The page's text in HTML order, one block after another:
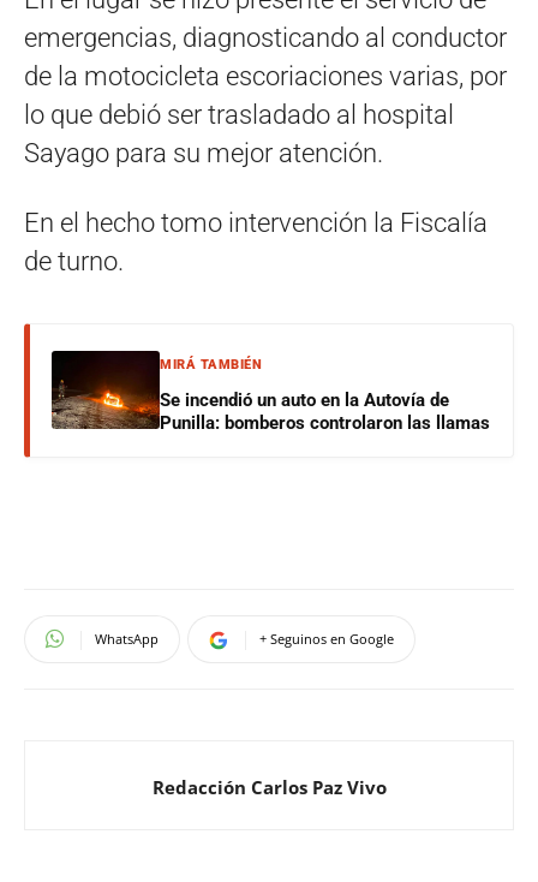
emergencias, diagnosticando al conductor
de la motocicleta escoriaciones varias, por
lo que debió ser trasladado al hospital
Sayago para su mejor atención.
En el hecho tomo intervención la Fiscalía
de turno.
MIRÁ TAMBIÉN
Se incendió un auto en la Autovía de
Punilla: bomberos controlaron las llamas
WhatsApp + Seguinos en Google
Redacción Carlos Paz Vivo